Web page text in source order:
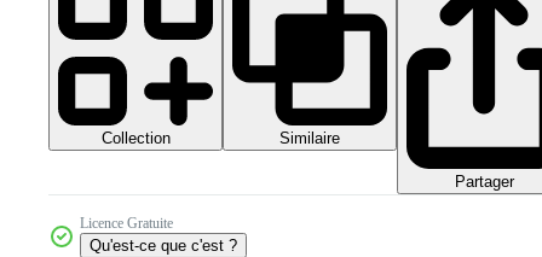
Collection Similaire
Partager
Licence Gratuite
Qu'est-ce que c'est ?